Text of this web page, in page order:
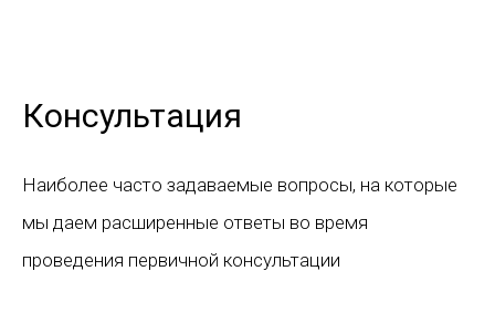
Консультация
Наиболее часто задаваемые вопросы, на которые
мы даем расширенные ответы во время
проведения первичной консультации